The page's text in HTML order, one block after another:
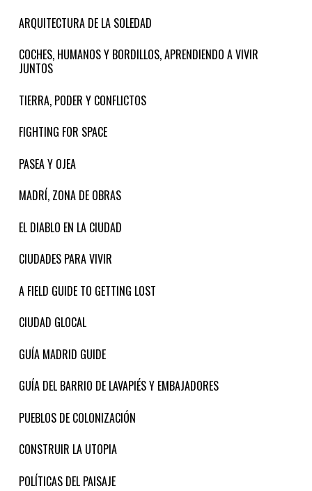
ARQUITECTURA DE LA SOLEDAD
COCHES, HUMANOS Y BORDILLOS, APRENDIENDO A VIVIR
JUNTOS
TIERRA, PODER Y CONFLICTOS
FIGHTING FOR SPACE
PASEA Y OJEA
MADRÍ, ZONA DE OBRAS
EL DIABLO EN LA CIUDAD
CIUDADES PARA VIVIR
A FIELD GUIDE TO GETTING LOST
CIUDAD GLOCAL
GUÍA MADRID GUIDE
GUÍA DEL BARRIO DE LAVAPIÉS Y EMBAJADORES
PUEBLOS DE COLONIZACIÓN
CONSTRUIR LA UTOPIA
POLÍTICAS DEL PAISAJE